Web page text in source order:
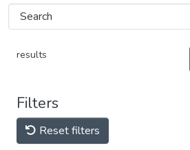
results
Filters
Reset filters